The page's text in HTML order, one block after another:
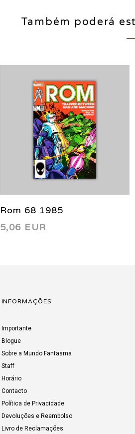
Também poderá
Rom 68 1985
5,06 EUR
INFORMAÇÕES
Importante
Blogue
Sobre a Mundo Fantasma
Staff
Horário
Contacto
Política de Privacidade
Devoluções e Reembolso
Livro de Reclamações